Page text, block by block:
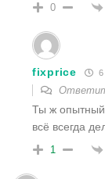
0
fixprice 6
Ты ж опытный
всё всегда
1